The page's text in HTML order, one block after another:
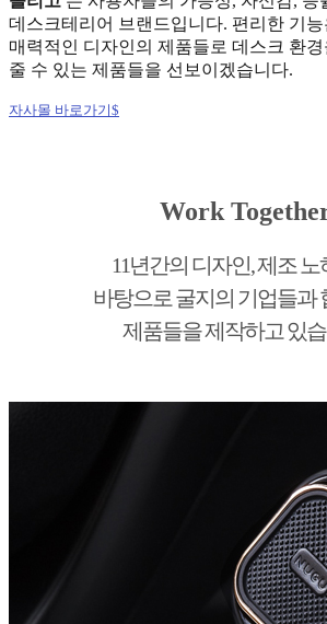
데스크테리어 브랜드입니다. 편리한 기
매력적인 디자인의 제품들로 데스크 환
줄 수 있는 제품들을 선보이겠습니다.
자사몰 바로가기
Work
11년간의 디자인, 제조
바탕으로 굴지의 기업들과
제품들을 제작하고 있